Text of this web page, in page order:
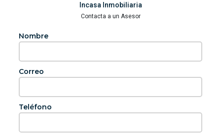
Incasa Inmobiliaria
Contacta a un Asesor
Nombre
Correo
Teléfono